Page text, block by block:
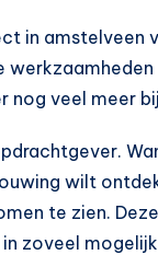
in
nog veel meer
wilt
te zien.
zoveel